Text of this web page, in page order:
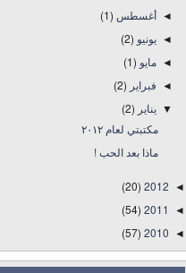
◄ أغسطس (1)
◄يونيو (2)
◄مايو (1)
◄ فبراير (2)
▼يناير (2)
مكتبتي لعام ٢٠١٢
ماذا بعد الحب !
◄
2012
(20)
◄
2011
(54)
◄
2010
(57)